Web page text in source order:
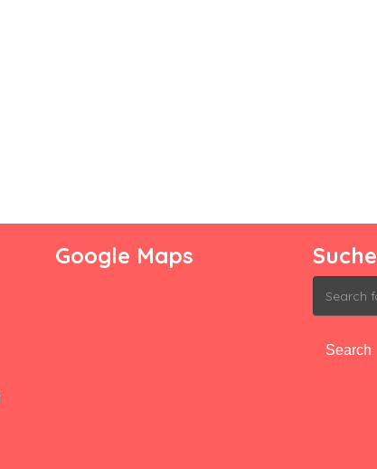
Google Maps Suche
Search
for: